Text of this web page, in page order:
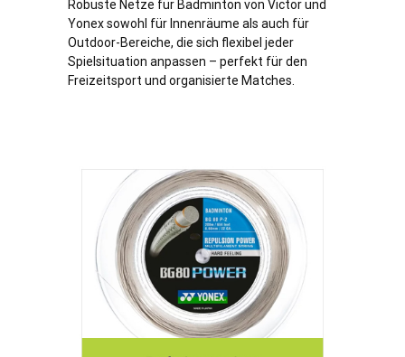
Robuste Netze für Badminton von Victor und
Yonex sowohl für Innenräume als auch für
Outdoor-Bereiche, die sich flexibel jeder
Spielsituation anpassen – perfekt für den
Freizeitsport und organisierte Matches.